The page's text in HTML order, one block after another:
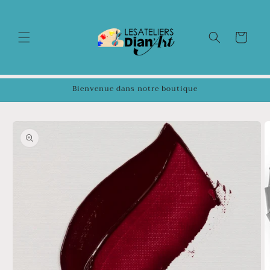
contenu
Panier
Bienvenue dans notre boutique
Passer aux
informations
produits